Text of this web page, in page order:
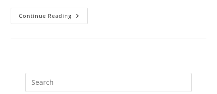
Continue Reading Hydra:
Monster